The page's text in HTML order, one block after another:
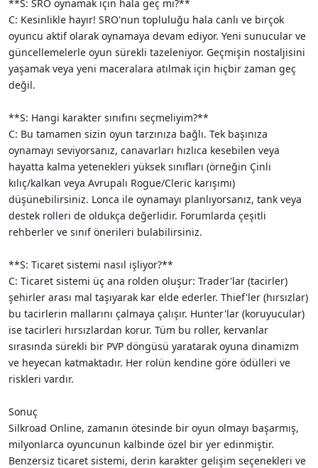
**S: SRO oynamak için hala geç mi?**
C: Kesinlikle hayır! SRO'nun topluluğu hala canlı ve birçok
oyuncu aktif olarak oynamaya devam ediyor. Yeni sunucular ve
güncellemelerle oyun sürekli tazeleniyor. Geçmişin nostaljisini
yaşamak veya yeni maceralara atılmak için hiçbir zaman geç
değil.
**S: Hangi karakter sınıfını seçmeliyim?**
C: Bu tamamen sizin oyun tarzınıza bağlı. Tek başınıza
oynamayı seviyorsanız, canavarları hızlıca kesebilen veya
hayatta kalma yetenekleri yüksek sınıfları (örneğin Çinli
kılıç/kalkan veya Avrupalı Rogue/Cleric karışımı)
düşünebilirsiniz. Lonca ile oynamayı planlıyorsanız, tank veya
destek rolleri de oldukça değerlidir. Forumlarda çeşitli
rehberler ve sınıf önerileri bulabilirsiniz.
**S: Ticaret sistemi nasıl işliyor?**
C: Ticaret sistemi üç ana rolden oluşur: Trader'lar (tacirler)
şehirler arası mal taşıyarak kar elde ederler. Thief'ler (hırsızlar)
bu tacirlerin mallarını çalmaya çalışır. Hunter'lar (koruyucular)
ise tacirleri hırsızlardan korur. Tüm bu roller, kervanlar
sırasında sürekli bir PVP döngüsü yaratarak oyuna dinamizm
ve heyecan katmaktadır. Her rolün kendine göre ödülleri ve
riskleri vardır.
Sonuç
Silkroad Online, zamanın ötesinde bir oyun olmayı başarmış,
milyonlarca oyuncunun kalbinde özel bir yer edinmiştir.
Benzersiz ticaret sistemi, derin karakter gelişim seçenekleri ve